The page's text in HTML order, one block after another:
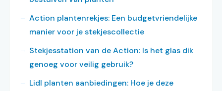
Action plantenrekjes: Een budgetvriendelijke
manier voor je stekjescollectie
Stekjesstation van de Action: Is het glas dik
genoeg voor veilig gebruik?
Lidl planten aanbiedingen: Hoe je deze